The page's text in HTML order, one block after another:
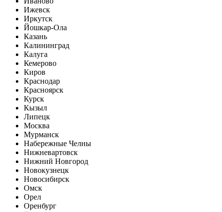
Ижевск
Иркутск
Йошкар-Ола
Казань
Калининград
Калуга
Кемерово
Киров
Краснодар
Красноярск
Курск
Кызыл
Липецк
Москва
Мурманск
Набережные Челны
Нижневартовск
Нижний Новгород
Новокузнецк
Новосибирск
Омск
Орел
Оренбург